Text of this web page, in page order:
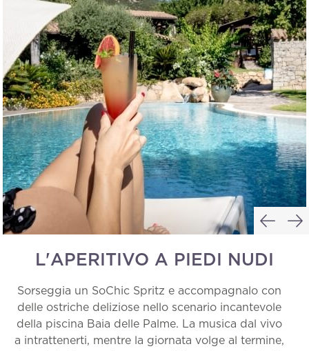
L'APERITIVO A PIEDI NUDI
Sorseggia un SoChic Spritz e accompagnalo con
delle ostriche deliziose nello scenario incantevole
della piscina Baia delle Palme. La musica dal vivo
a intrattenerti, mentre la giornata volge al termine,